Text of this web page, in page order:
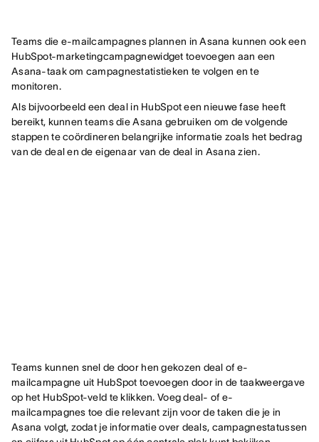
Teams die e-mailcampagnes plannen in Asana kunnen ook een
HubSpot-marketingcampagnewidget toevoegen aan een
Asana-taak om campagnestatistieken te volgen en te
monitoren.
Als bijvoorbeeld een deal in HubSpot een nieuwe fase heeft
bereikt, kunnen teams die Asana gebruiken om de volgende
stappen te coördineren belangrijke informatie zoals het bedrag
van de deal en de eigenaar van de deal in Asana zien.
Teams kunnen snel de door hen gekozen deal of e-
mailcampagne uit HubSpot toevoegen door in de taakweergave
op het HubSpot-veld te klikken. Voeg deal- of e-
mailcampagnes toe die relevant zijn voor de taken die je in
Asana volgt, zodat je informatie over deals, campagnestatussen